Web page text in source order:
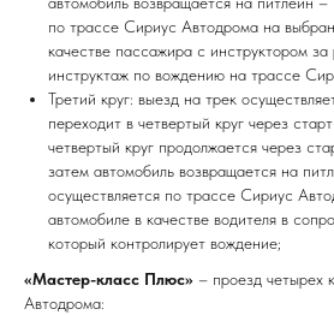
по трассе Сириус Автодрома на
качестве пассажира с инструктором
инструктаж по вождению на трассе
Третий круг: выезд на трек
переходит в четвертый круг через
четвертый круг продолжается через
затем автомобиль возвращается на
осуществляется по трассе Сириус
автомобиле в качестве водителя в
который контролирует вождение;
«Мастер-класс Плюс» – проезд четырех
Автодрома: